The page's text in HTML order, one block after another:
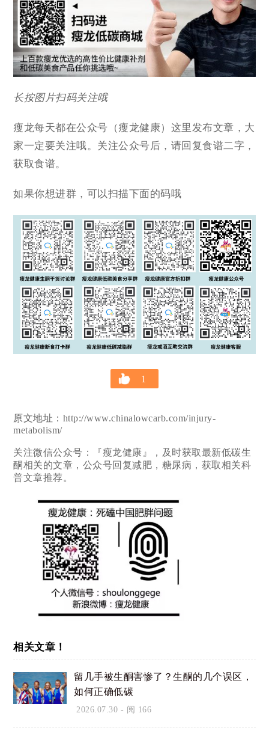
长按图片扫码关注哦
瘦龙每天都在公众号（瘦龙健康）这里发布文章，大
家一定要关注哦。关注公众号后，请回复食谱二字，
获取食谱。
如果你想进群，可以扫描下面的码哦
1
原文地址：http://www.chinalowcarb.com/injury-
metabolism/
关注微信公众号：『瘦龙健康』，及时获取最新低碳生
酮相关的文章，公众号回复减肥，糖尿病，获取相关科
普文章推荐。
相关文章！
留几手被生酮害惨了？生酮的几个误区，
如何正确低碳
2026.07.30 - 阅 166